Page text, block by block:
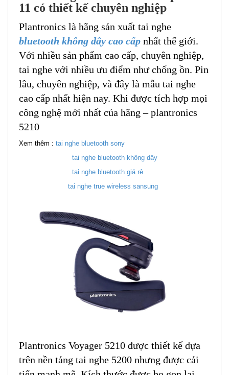
11 có thiết kế chuyên nghiệp
Plantronics là hãng sản xuất tai nghe
bluetooth không dây cao cấp nhất thế giới.
Với nhiều sản phẩm cao cấp, chuyên nghiệp,
tai nghe với nhiều ưu điểm như chống ồn. Pin
lâu, chuyên nghiệp, và đây là mẫu tai nghe
cao cấp nhất hiện nay. Khi được tích hợp mọi
công nghệ mới nhất của hãng – plantronics
5210
Xem thêm : tai nghe bluetooth sony
tai nghe bluetooth không dây
tai nghe bluetooth giá rẻ
tai nghe true wireless sansung
Plantronics Voyager 5210 được thiết kế dựa
trên nền tảng tai nghe 5200 nhưng được cải